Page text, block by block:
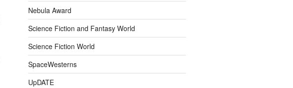
Nebula Award
Science Fiction and Fantasy World
Science Fiction World
SpaceWesterns
UpDATE